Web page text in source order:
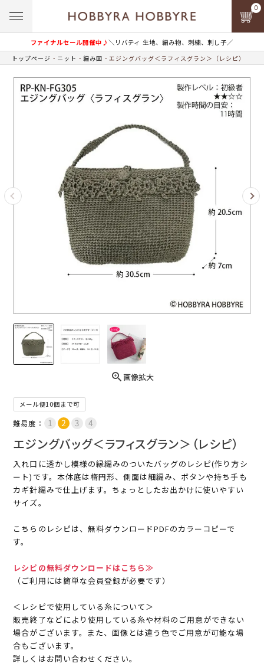
ファイナルセール開催中♪＼リバティ 生地、編み物、刺繍、刺し子／
0
トップページ ニット 編み図 エジングバッグ＜ラフィスグラン＞（レシピ）
画像拡大
メール便10個まで可
難易度：
エジングバッグ＜ラフィスグラン＞（レシピ）
入れ口に透かし模様の縁編みのついたバッグのレシピ(作り方シ
ート)です。本体底は楕円形、側面は細編み、ボタンや持ち手も
カギ針編みで仕上げます。ちょっとしたお出かけに使いやすい
サイズ。
こちらのレシピは、無料ダウンロードPDFのカラーコピーで
す。
レシピの無料ダウンロードはこちら≫
（ご利用には簡単な会員登録が必要です）
＜レシピで使用している糸について＞
販売終了などにより使用している糸や材料のご用意ができない
場合がございます。また、画像とは違う色でご用意が可能な場
合もございます。
詳しくはお問い合わせください。